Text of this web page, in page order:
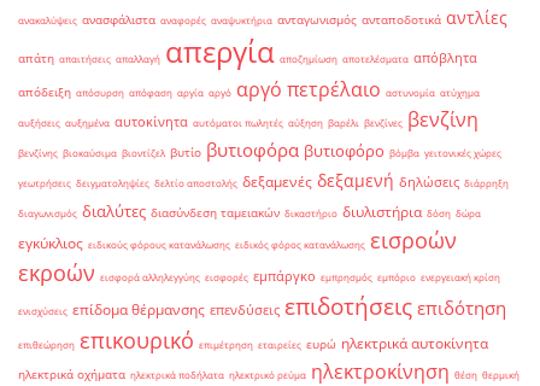
ανακαλύψεις ανασφάλιστα αναφορές αναψυκτήρια ανταγωνισμός ανταποδοτικά αντλίες
απάτη απαιτήσεις απαλλαγή απεργία αποζημίωση αποτελέσματα απόβλητα
απόδειξη απόσυρση απόφαση αργία αργό αργό πετρέλαιο αστυνομία ατύχημα
αυξήσεις αυξημένα αυτοκίνητα αυτόματοι πωλητές αύξηση βαρέλι βενζίνες βενζίνη
βενζίνης βιοκαύσιμα βιοντίζελ βυτίο βυτιοφόρα βυτιοφόρο βόμβα γειτονικές χώρες
γεωτρήσεις δειγματοληψίες δελτίο αποστολής δεξαμενές δεξαμενή δηλώσεις διάρρηξη
διαγωνισμός διαλύτες διασύνδεση ταμειακών δικαστήριο διυλιστήρια δόση δώρα
εγκύκλιος ειδικούς φόρους κατανάλωσης ειδικός φόρος κατανάλωσης εισροών
εκροών εισφορά αλληλεγγύης εισφορές εμπάργκο εμπρησμός εμπόριο ενεργειακή κρίση
ενισχύσεις επίδομα θέρμανσης επενδύσεις επιδοτήσεις επιδότηση
επιθεώρηση επικουρικό επιμέτρηση εταιρείες ευρώ ηλεκτρικά αυτοκίνητα
ηλεκτρικά οχήματα ηλεκτρικά ποδήλατα ηλεκτρικό ρεύμα ηλεκτροκίνηση θέση θερμική